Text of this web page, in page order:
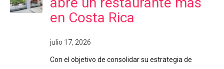
en Costa Rica
julio 17, 2026
Con el objetivo de consolidar su estrategia de